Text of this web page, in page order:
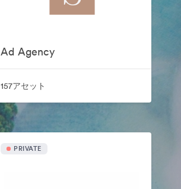
Ad Agency
157アセット
PRIVATE